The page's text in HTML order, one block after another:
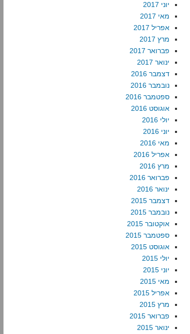
יוני 2017
מאי 2017
אפריל 2017
מרץ 2017
פברואר 2017
ינואר 2017
דצמבר 2016
נובמבר 2016
ספטמבר 2016
אוגוסט 2016
יולי 2016
יוני 2016
מאי 2016
אפריל 2016
מרץ 2016
פברואר 2016
ינואר 2016
דצמבר 2015
נובמבר 2015
אוקטובר 2015
ספטמבר 2015
אוגוסט 2015
יולי 2015
יוני 2015
מאי 2015
אפריל 2015
מרץ 2015
פברואר 2015
ינואר 2015